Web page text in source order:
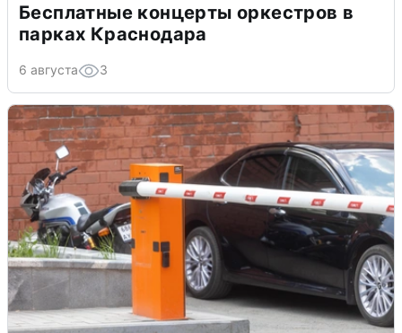
Бесплатные концерты оркестров в
парках Краснодара
6 августа 3